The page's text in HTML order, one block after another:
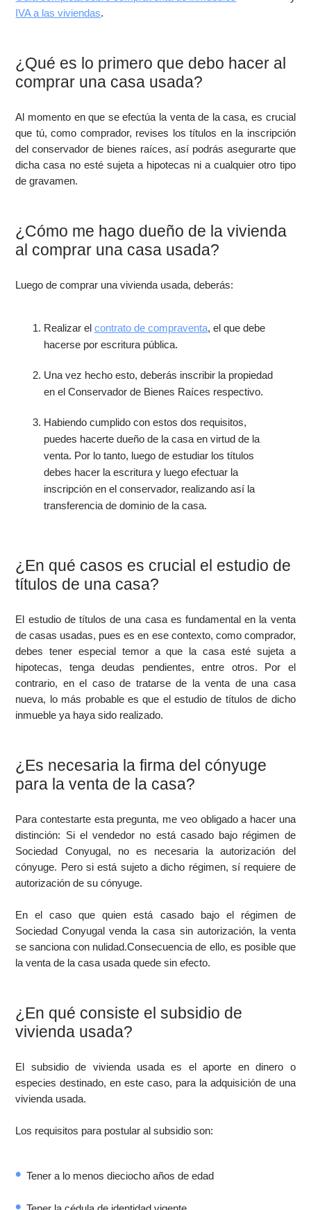
IVA a las viviendas.
¿Qué es lo primero que debo hacer al
comprar una casa usada?
Al momento en que se efectúa la venta de la casa, es crucial
que tú, como comprador, revises los títulos en la inscripción
del conservador de bienes raíces, así podrás asegurarte que
dicha casa no esté sujeta a hipotecas ni a cualquier otro tipo
de gravamen.
¿Cómo me hago dueño de la vivienda
al comprar una casa usada?
Luego de comprar una vivienda usada, deberás:
Realizar el contrato de compraventa, el que debe
hacerse por escritura pública.
Una vez hecho esto, deberás inscribir la propiedad
en el Conservador de Bienes Raíces respectivo.
Habiendo cumplido con estos dos requisitos,
puedes hacerte dueño de la casa en virtud de la
venta. Por lo tanto, luego de estudiar los títulos
debes hacer la escritura y luego efectuar la
inscripción en el conservador, realizando así la
transferencia de dominio de la casa.
¿En qué casos es crucial el estudio de
títulos de una casa?
El estudio de títulos de una casa es fundamental en la venta
de casas usadas, pues es en ese contexto, como comprador,
debes tener especial temor a que la casa esté sujeta a
hipotecas, tenga deudas pendientes, entre otros. Por el
contrario, en el caso de tratarse de la venta de una casa
nueva, lo más probable es que el estudio de títulos de dicho
inmueble ya haya sido realizado.
¿Es necesaria la firma del cónyuge
para la venta de la casa?
Para contestarte esta pregunta, me veo obligado a hacer una
distinción: Si el vendedor no está casado bajo régimen de
Sociedad Conyugal, no es necesaria la autorización del
cónyuge. Pero si está sujeto a dicho régimen, sí requiere de
autorización de su cónyuge.
En el caso que quien está casado bajo el régimen de
Sociedad Conyugal venda la casa sin autorización, la venta
se sanciona con nulidad.Consecuencia de ello, es posible que
la venta de la casa usada quede sin efecto.
¿En qué consiste el subsidio de
vivienda usada?
El subsidio de vivienda usada es el aporte en dinero o
especies destinado, en este caso, para la adquisición de una
vivienda usada.
Los requisitos para postular al subsidio son:
Tener a lo menos dieciocho años de edad